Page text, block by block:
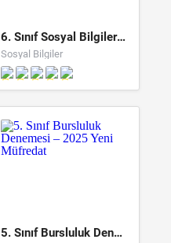
6. Sınıf Sosyal Bilgiler 1. Dönem 2. Yazılı Provası
Sosyal Bilgiler
5. Sınıf Bursluluk Denemesi – 2025 Yeni Müfredat